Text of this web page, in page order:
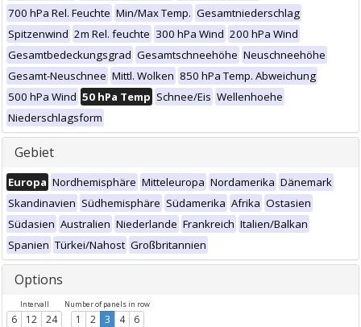
700 hPa Rel. Feuchte Min/Max Temp. Gesamtniederschlag
Spitzenwind 2m Rel. feuchte 300 hPa Wind 200 hPa Wind
Gesamtbedeckungsgrad Gesamtschneehöhe Neuschneehöhe
Gesamt-Neuschnee Mittl. Wolken 850 hPa Temp. Abweichung
500 hPa Wind 50 hPa Temp Schnee/Eis Wellenhoehe
Niederschlagsform
Gebiet
Europa Nordhemisphäre Mitteleuropa Nordamerika Dänemark
Skandinavien Südhemisphäre Südamerika Afrika Ostasien
Südasien Australien Niederlande Frankreich Italien/Balkan
Spanien Türkei/Nahost Großbritannien
Options
Intervall
6 12 24
Number of panels in row
1 2 3 4 6